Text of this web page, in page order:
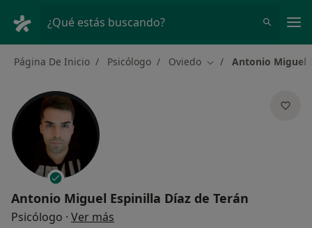
¿Qué estás buscando?
Página De Inicio Psicólogo Oviedo Cambiar de ciudad
Antonio Miguel
Antonio Miguel Espinilla Díaz de Terán
Psicólogo · Ver más